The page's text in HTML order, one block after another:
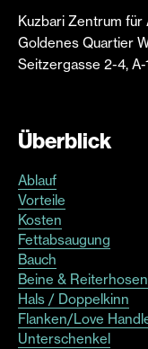
Kuzbari Zentrum
Goldenes Quartier
Seitzergasse 2-4, A-
Überblick
Ablauf
Vorteile
Kosten
Fettabsaugung
Bauch
Beine & Reiterhosen
Hals / Doppelkinn
Flanken/Love
Unterschenkel